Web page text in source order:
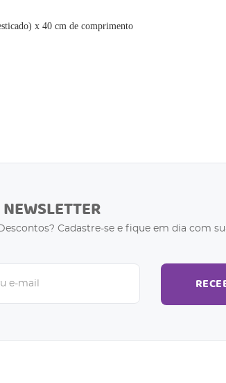
x 40 cm de comprimento
NEWSLETTER
Cadastre-se e fique em dia com